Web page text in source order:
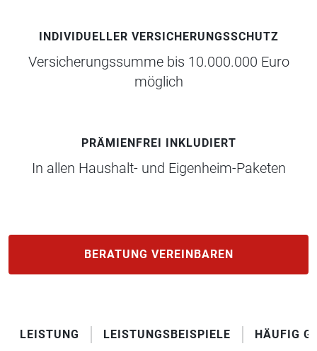
INDIVIDUELLER VERSICHERUNGSSCHUTZ
Versicherungssumme bis 10.000.000 Euro
möglich
PRÄMIENFREI INKLUDIERT
In allen Haushalt- und Eigenheim-Paketen
BERATUNG VEREINBAREN
LEISTUNG LEISTUNGSBEISPIELE HÄUFIG